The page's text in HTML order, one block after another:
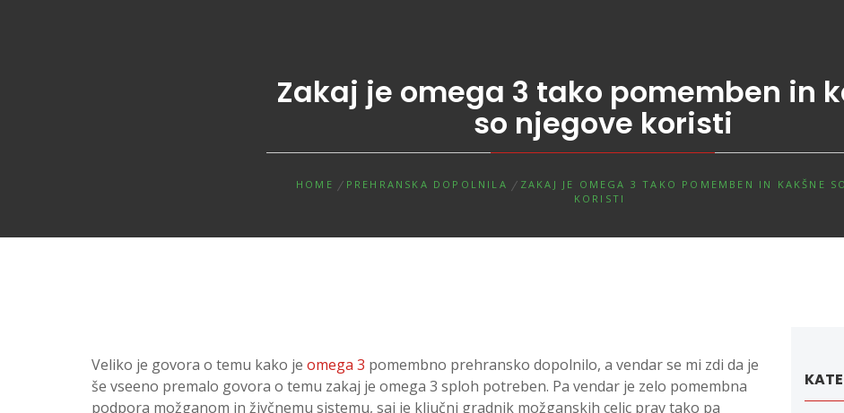
Zakaj je omega 3 tako pomemben in
so njegove koristi
HOME PREHRANSKA DOPOLNILA
ZAKAJ JE OMEGA 3 TAKO POMEMBEN IN KAKŠNE
KORISTI
Veliko je govora o temu kako je omega 3 pomembno prehransko dopolnilo, a vendar se mi zdi da je
še vseeno premalo govora o temu zakaj je omega 3 sploh potreben. Pa vendar je zelo pomembna
podpora možganom in živčnemu sistemu, saj je ključni gradnik možganskih celic prav tako pa